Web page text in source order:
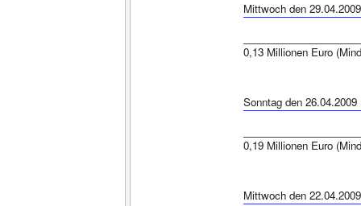
Mittwoch den 29.04.2009
0,13 Millionen Euro
Sonntag den 26.04.2009
0,19 Millionen Euro
Mittwoch den 22.04.2009